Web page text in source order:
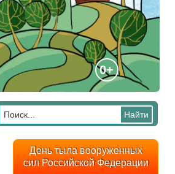
0+
День тыла вооруженных
сил Российской Федерации